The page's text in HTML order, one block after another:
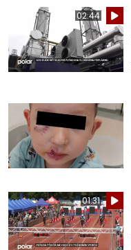
02:44
01:31